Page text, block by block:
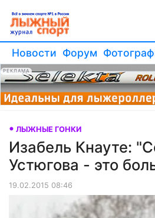
Новости Форум
РЕКЛАМА
ЛЫЖНЫЕ ГОНКИ
Изабель Кнауте:
Устюгова - это
19.02.2015 08:46